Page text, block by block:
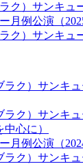
ク）サンキュ
例公演（
ク）サンキュ
ラク）サンキ
ラク）サンキ
心に）
例公演（
ラク）サンキ